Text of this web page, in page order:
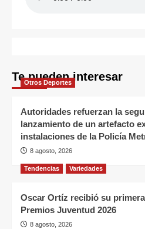
Te pueden interesar
Otros Deportes
Autoridades refuerzan la
lanzamiento de un artefacto
instalaciones de la Policía
8 agosto, 2026
Tendencias Variedades
Oscar Ortíz recibió su
Premios Juventud 2026
8 agosto, 2026